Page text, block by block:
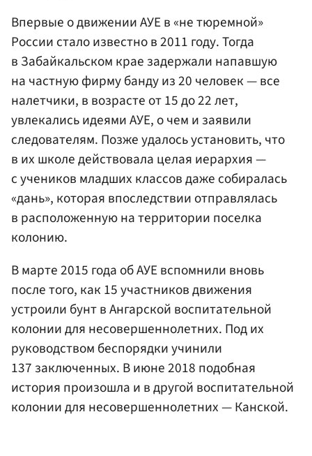
Впервые о движении АУЕ в «не тюремной»
России стало известно в 2011 году. Тогда
в Забайкальском крае задержали напавшую
на частную фирму банду из 20 человек — все
налетчики, в возрасте от 15 до 22 лет,
увлекались идеями АУЕ, о чем и заявили
следователям. Позже удалось установить, что
в их школе действовала целая иерархия —
с учеников младших классов даже собиралась
«дань», которая впоследствии отправлялась
в расположенную на территории поселка
колонию.
В марте 2015 года об АУЕ вспомнили вновь
после того, как 15 участников движения
устроили бунт в Ангарской воспитательной
колонии для несовершеннолетних. Под их
руководством беспорядки учинили
137 заключенных. В июне 2018 подобная
история произошла и в другой воспитательной
колонии для несовершеннолетних — Канской.